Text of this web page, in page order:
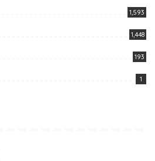
1,593
1,448
193
1